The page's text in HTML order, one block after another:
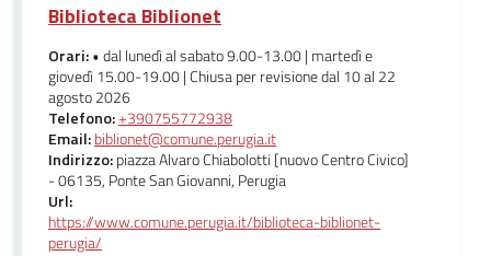
Biblioteca Biblionet
Orari:• dal lunedì al sabato 9.00-13.00 | martedì e
giovedì 15.00-19.00 | Chiusa per revisione dal 10 al 22
agosto 2026
Telefono:+390755772938
Email:biblionet@comune.perugia.it
Indirizzo:piazza Alvaro Chiabolotti [nuovo Centro Civico]
- 06135, Ponte San Giovanni, Perugia
Url:
https://www.comune.perugia.it/biblioteca-biblionet-
perugia/